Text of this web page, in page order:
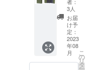
ター等
必要な
文房具
を収納
できて
デスク
の上を
すっき
ンケー
スで
す。サ
ボテン
とわか
るグ
リーン
色のペ
トカ
バー」
ADRIA
NO DI
MARTI
社のサ
ボテン
を原料
者：
3人
お届
け予
定：
2023
年08
月
こ
の
リ
タ